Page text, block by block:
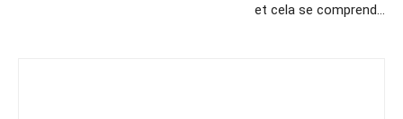
et cela se comprend…